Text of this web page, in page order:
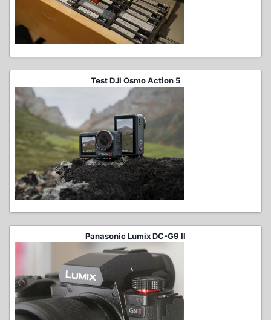
Test DJI Osmo Action 5
Panasonic Lumix DC-G9 II